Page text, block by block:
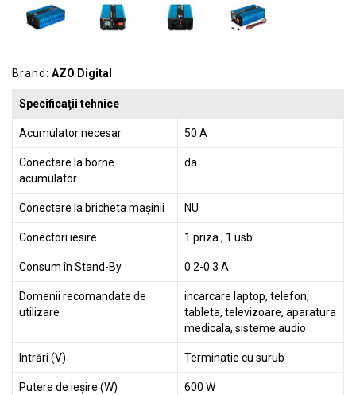
KITURI
FOTOVOLTAICE
Brand: AZO Digital
Specificaţii tehnice
Acumulator necesar 50 A
Conectare la borne
acumulator
da
Conectare la bricheta mașinii NU
Conectori iesire 1 priza , 1 usb
Consum în Stand-By 0.2-0.3 A
Domenii recomandate de
utilizare
incarcare laptop, telefon,
tableta, televizoare, aparatura
medicala, sisteme audio
Intrări (V) Terminatie cu surub
Putere de ieșire (W) 600 W